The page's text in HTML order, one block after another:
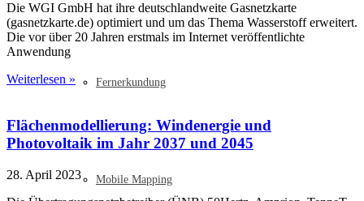
Fernerkundung
Mobile Mapping
Die WGI GmbH hat ihre deutschlandweite Gasnetzkarte
(gasnetzkarte.de) optimiert und um das Thema Wasserstoff erweitert.
Die vor über 20 Jahren erstmals im Internet veröffentlichte
Anwendung
Weiterlesen »
Flächenmodellierung: Windenergie und
Photovoltaik im Jahr 2037 und 2045
28. April 2023